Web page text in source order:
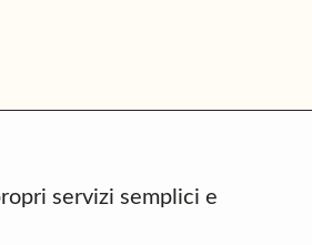
servizi semplici e